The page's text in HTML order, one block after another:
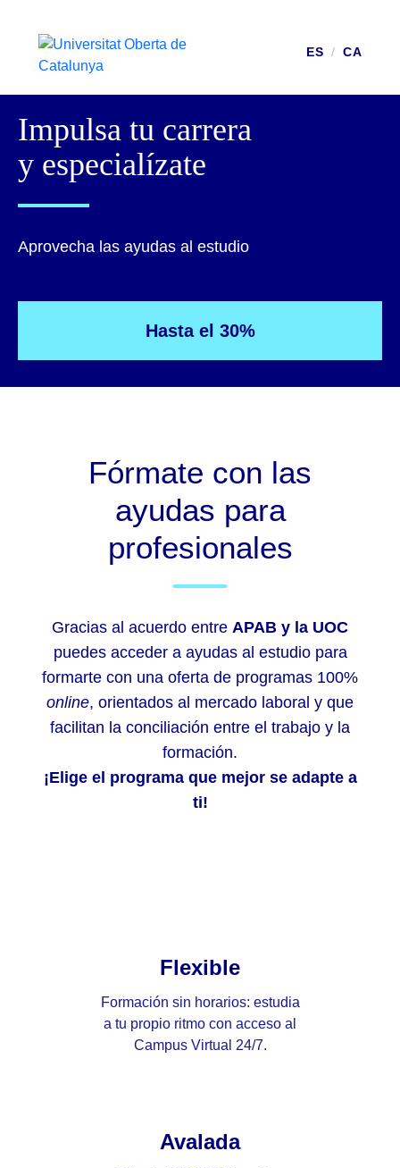
ES / CA
Impulsa tu carrera
y especialízate
Aprovecha las ayudas al estudio
Hasta el 30%
Fórmate con las
ayudas para
profesionales
Gracias al acuerdo entre APAB y la UOC
puedes acceder a ayudas al estudio para
formarte con una oferta de programas 100%
online, orientados al mercado laboral y que
facilitan la conciliación entre el trabajo y la
formación.
¡Elige el programa que mejor se adapte a
ti!
Flexible
Formación sin horarios: estudia
a tu propio ritmo con acceso al
Campus Virtual 24/7.
Avalada